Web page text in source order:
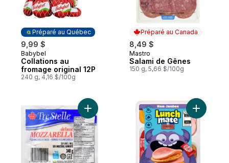
Préparé au Québec
9,99 $
Préparé au Québec
Babybel
Collations au
fromage original 12P
240 g, 4,16 $/100g
Préparé au Canada
8,49 $
Préparé au Canada
Mastro
Salami de Gênes
150 g, 5,66 $/100g
Ajouter Boule de mozzarella au panier
Ajouter